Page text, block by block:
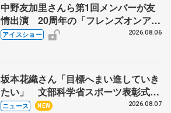
中野友加里さんら第1回メンバーが友
情出演 20周年の「フレンズオンアイ
ス」 宮本賢二さん、有川梨絵さん、
アイスショー 2026.08.06
坂本花織さん「目標へまい進していき
たい」 文部科学省スポーツ表彰式で
代表謝辞
ニュース NEW 2026.08.07